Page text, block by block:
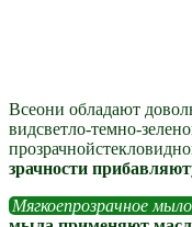
Всеони обладают
видсветло-темно-
зрачности
Мягкоепрозрачное